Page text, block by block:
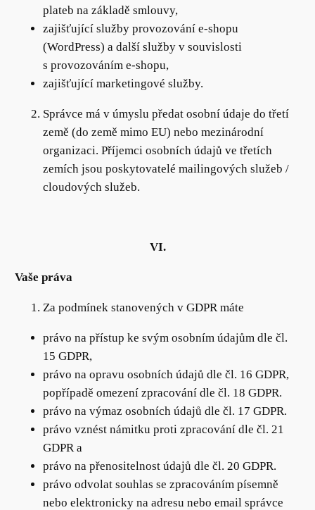
plateb na základě smlouvy,
zajišťující služby provozování e-shopu
(WordPress) a další služby v souvislosti
s provozováním e-shopu,
zajišťující marketingové služby.
Správce má v úmyslu předat osobní údaje do třetí
země (do země mimo EU) nebo mezinárodní
organizaci. Příjemci osobních údajů ve třetích
zemích jsou poskytovatelé mailingových služeb /
cloudových služeb.
VI.
Vaše práva
Za podmínek stanovených v GDPR máte
právo na přístup ke svým osobním údajům dle čl.
15 GDPR,
právo na opravu osobních údajů dle čl. 16 GDPR,
popřípadě omezení zpracování dle čl. 18 GDPR.
právo na výmaz osobních údajů dle čl. 17 GDPR.
právo vznést námitku proti zpracování dle čl. 21
GDPR a
právo na přenositelnost údajů dle čl. 20 GDPR.
právo odvolat souhlas se zpracováním písemně
nebo elektronicky na adresu nebo email správce